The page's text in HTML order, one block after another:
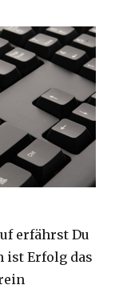
erfährst Du
ist Erfolg das